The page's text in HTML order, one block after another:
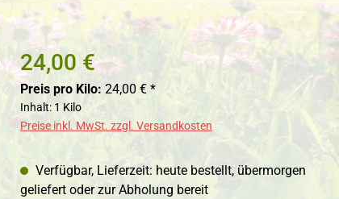
24,00 €
Preis pro Kilo: 24,00 € *
Inhalt: 1 Kilo
Preise inkl. MwSt. zzgl. Versandkosten
Verfügbar, Lieferzeit: heute bestellt, übermorgen
geliefert oder zur Abholung bereit